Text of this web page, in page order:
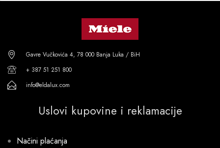
Gavre Vučkovića 4, 78 000 Banja Luka / BiH
+ 387 51 251 800
info@eldalux.com
Uslovi kupovine i reklamacije
Načini plaćanja